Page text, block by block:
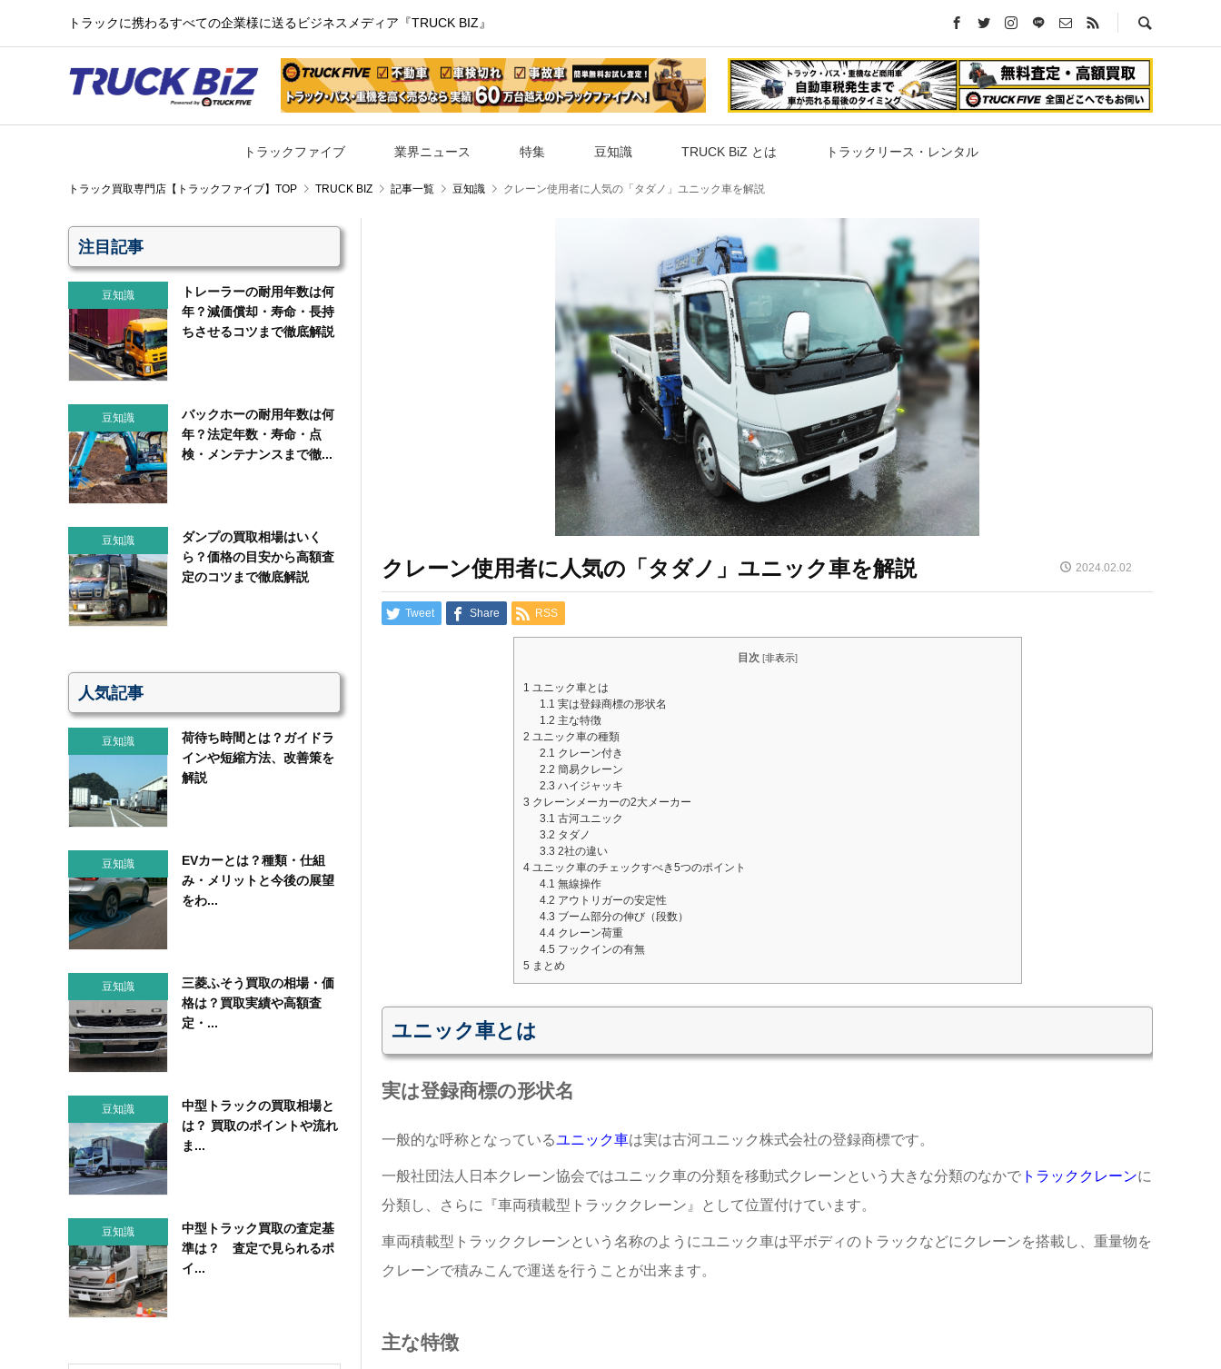
トラックに携わるすべての企業様に送るビジネスメディア『TRUCK BIZ』
トラックファイブ 業界ニュース 特集 豆知識 TRUCK BiZ とは トラックリース・レンタル
TRUCK BIZ 記事一覧 豆知識 クレーン使用者に人気の「タダノ」ユニック車を解説
クレーン使用者に人気の「タダノ」ユニック車を解説 2024.02.02
Tweet Share RSS
目次 [非表示]
1 ユニック車とは
1.1 実は登録商標の形状名
1.2 主な特徴
2 ユニック車の種類
2.1 クレーン付き
2.2 簡易クレーン
2.3 ハイジャッキ
3 クレーンメーカーの2大メーカー
3.1 古河ユニック
3.2 タダノ
3.3 2社の違い
4ユニック車のチェックすべき5つのポイント
4.1 無線操作
4.2 アウトリガーの安定性
4.3 ブーム部分の伸び（段数）
4.4クレーン荷重
4.5 フックインの有無
5 まとめ
ユニック車とは
実は登録商標の形状名
一般的な呼称となっているユニック車は実は古河ユニック株式会社の登録商標です。
一般社団法人日本クレーン協会ではユニック車の分類を移動式クレーンという大きな分類のなかでトラッククレーンに
分類し、さらに『車両積載型トラッククレーン』として位置付けています。
車両積載型トラッククレーンという名称のようにユニック車は平ボディのトラックなどにクレーンを搭載し、重量物を
クレーンで積みこんで運送を行うことが出来ます。
主な特徴
注目記事
豆知識
トレーラーの耐用年数は何
年？減価償却・寿命・長持
ちさせるコツまで徹底解説
豆知識
バックホーの耐用年数は何
年？法定年数・寿命・点
検・メンテナンスまで徹...
豆知識
ダンプの買取相場はいく
ら？価格の目安から高額査
定のコツまで徹底解説
人気記事
豆知識
荷待ち時間とは？ガイドラ
インや短縮方法、改善策を
解説
豆知識
EVカーとは？種類・仕組
み・メリットと今後の展望
をわ...
豆知識
三菱ふそう買取の相場・価
格は？買取実績や高額査
定・...
豆知識
中型トラックの買取相場と
は？ 買取のポイントや流れ
ま...
豆知識
中型トラック買取の査定基
準は？ 査定で見られるポ
イ...